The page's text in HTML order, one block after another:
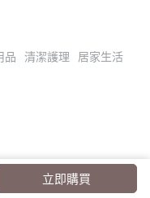
加入購物車
立即購買
品 清潔護理
居家生活